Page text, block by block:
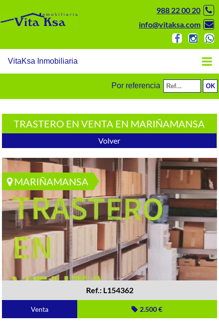
988 22 00 20
info@vitaksa.com
VitaKsa Inmobiliaria
Por referencia
TRASTERO EN VENTA EN MARIÑAMANSA
Volver
MARIÑAMANSA
Ref.: L154362
Venta 2.500 €